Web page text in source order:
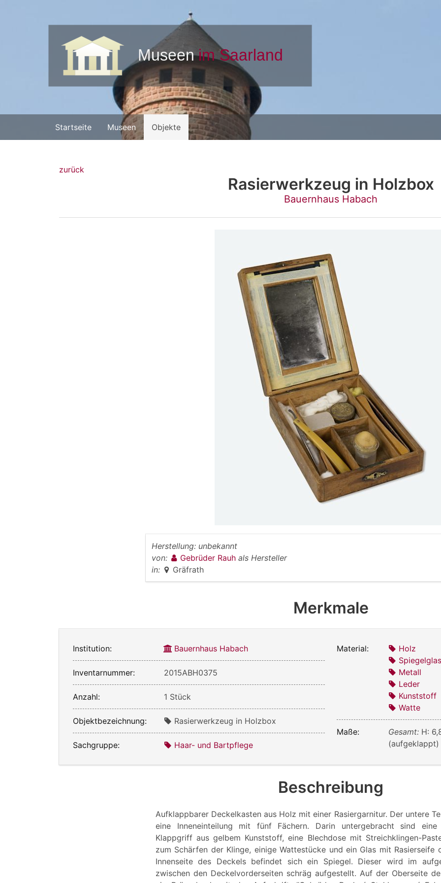
Startseite Museen Objekte
zurück
Rasierwerkzeug in Holzbox
Bauernhaus Habach
Herstellung: unbekannt
von:
Gebrüder Rauh als Hersteller
in:
Gräfrath
Merkmale
Institution: Bauernhaus Habach
Inventarnummer: 2015ABH0375
Anzahl: 1 Stück
Objektbezeichnung: Rasierwerkzeug in Holzbox
Sachgruppe: Haar- und Bartpflege
Material:
Holz
Metall
Leder
Kunststoff
Watte
Maße: Gesamt: H:
(aufgeklappt)
Beschreibung
Aufklappbarer Deckelkasten aus Holz mit einer Rasiergarnitur. Der untere
eine Inneneinteilung mit fünf Fächern. Darin untergebracht sind eine
Klappgriff aus gelbem Kunststoff, eine Blechdose mit Streichklingen-
zum Schärfen der Klinge, einige Wattestücke und ein Glas mit Rasierseife
Innenseite des Deckels befindet sich ein Spiegel. Dieser wird im
zwischen den Deckelvorderseiten schräg aufgestellt. Auf der Oberseite